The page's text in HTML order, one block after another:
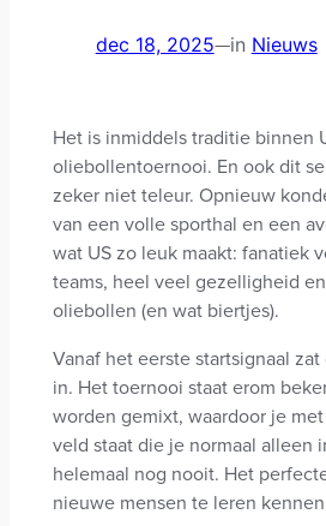
dec 18, 2025—in Nieuws
Het is inmiddels traditie binnen
oliebollentoernooi. En ook dit
zeker niet teleur. Opnieuw
van een volle sporthal en een
wat US zo leuk maakt: fanatiek
teams, heel veel gezelligheid
oliebollen (en wat biertjes).
Vanaf het eerste startsignaal
in. Het toernooi staat erom
worden gemixt, waardoor je
veld staat die je normaal alleen
helemaal nog nooit. Het
nieuwe mensen te leren